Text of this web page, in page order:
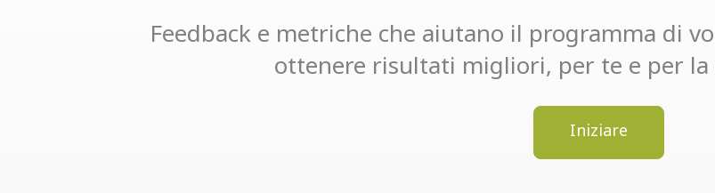
Feedback e metriche che aiutano il programma di
ottenere risultati migliori, per te e per
Iniziare